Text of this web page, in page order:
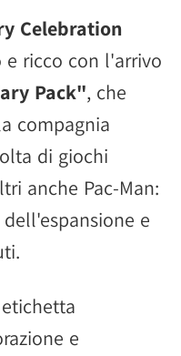
Celebration
ricco con l'arrivo
Pack", che
compagnia
di giochi
anche Pac-Man:
e
e